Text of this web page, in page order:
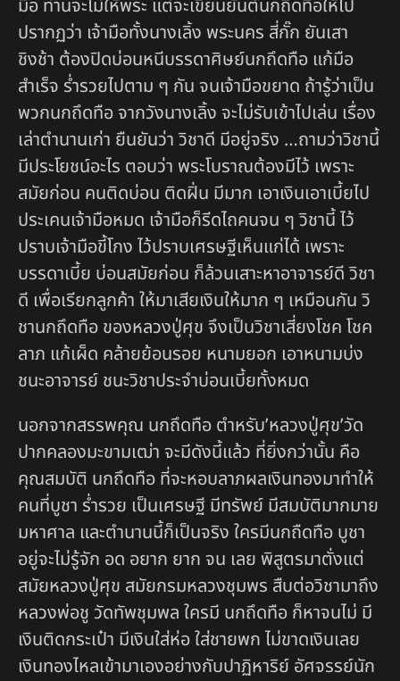
มือ ท่านจะไม่ให้พระ แต่จะเขียนยันต์นกถึดทือให้ไป
ปรากฏว่า เจ้ามือทั้งนางเลิ้ง พระนคร สี่กั๊ก ยันเสา
ชิงช้า ต้องปิดบ่อนหนีบรรดาศิษย์นกถึดทือ แก้มือ
สำเร็จ ร่ำรวยไปตาม ๆ กัน จนเจ้ามือขยาด ถ้ารู้ว่าเป็น
พวกนกถึดทือ จากวังนางเลิ้ง จะไม่รับเข้าไปเล่น เรื่อง
เล่าตำนานเก่า ยืนยันว่า วิชาดี มีอยู่จริง …ถามว่าวิชานี้
มีประโยชน์อะไร ตอบว่า พระโบราณต้องมีไว้ เพราะ
สมัยก่อน คนติดบ่อน ติดฝิ่น มีมาก เอาเงินเอาเบี้ยไป
ประเคนเจ้ามือหมด เจ้ามือก็รีดไถคนจน ๆ วิชานี้ ไว้
ปราบเจ้ามือขี้โกง ไว้ปราบเศรษฐีเห็นแก่ได้ เพราะ
บรรดาเบี้ย บ่อนสมัยก่อน ก็ล้วนเสาะหาอาจารย์ดี วิชา
ดี เพื่อเรียกลูกค้า ให้มาเสียเงินให้มาก ๆ เหมือนกัน วิ
ชานกถึดทือ ของหลวงปู่ศุข จึงเป็นวิชาเสี่ยงโชค โชค
ลาภ แก้เผ็ด คล้ายย้อนรอย หนามยอก เอาหนามบ่ง
ชนะอาจารย์ ชนะวิชาประจำบ่อนเบี้ยทั้งหมด
นอกจากสรรพคุณ นกถึดทือ ตำหรับ’หลวงปู่ศุข’วัด
ปากคลองมะขามเฒ่า จะมีดังนี้แล้ว ที่ยิ่งกว่านั้น คือ
คุณสมบัติ นกถึดทือ ที่จะหอบลาภผลเงินทองมาทำให้
คนที่บูชา ร่ำรวย เป็นเศรษฐี มีทรัพย์ มีสมบัติมากมาย
มหาศาล และตำนานนี้ก็เป็นจริง ใครมีนกถืดทือ บูชา
อยู่จะไม่รู้จัก อด อยาก ยาก จน เลย พิสูตรมาตั่งแต่
สมัยหลวงปู่ศุข สมัยกรมหลวงชุมพร สืบต่อวิชามาถึง
หลวงพ่อชู วัดทัพชุมพล ใครมี นกถึดทือ ก็หาจนไม่ มี
เงินติดกระเป๋า มีเงินใส่ห่อ ใส่ชายพก ไม่ขาดเงินเลย
เงินทองไหลเข้ามาเองอย่างกับปาฏิหาริย์ อัศจรรย์นัก